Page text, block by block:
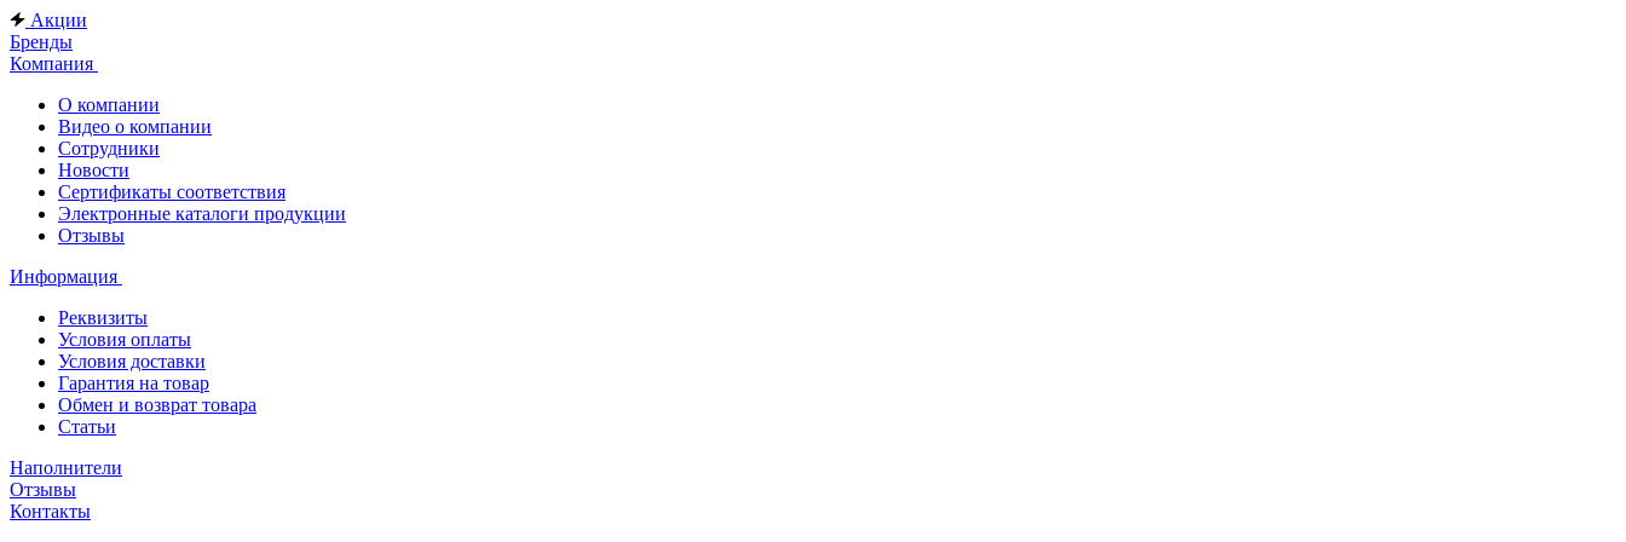
Акции
Бренды
Компания
О компании
Видео о компании
Сотрудники
Новости
Сертификаты соответствия
Электронные каталоги продукции
Отзывы
Информация
Реквизиты
Условия оплаты
Условия доставки
Гарантия на товар
Обмен и возврат товара
Статьи
Наполнители
Отзывы
Контакты